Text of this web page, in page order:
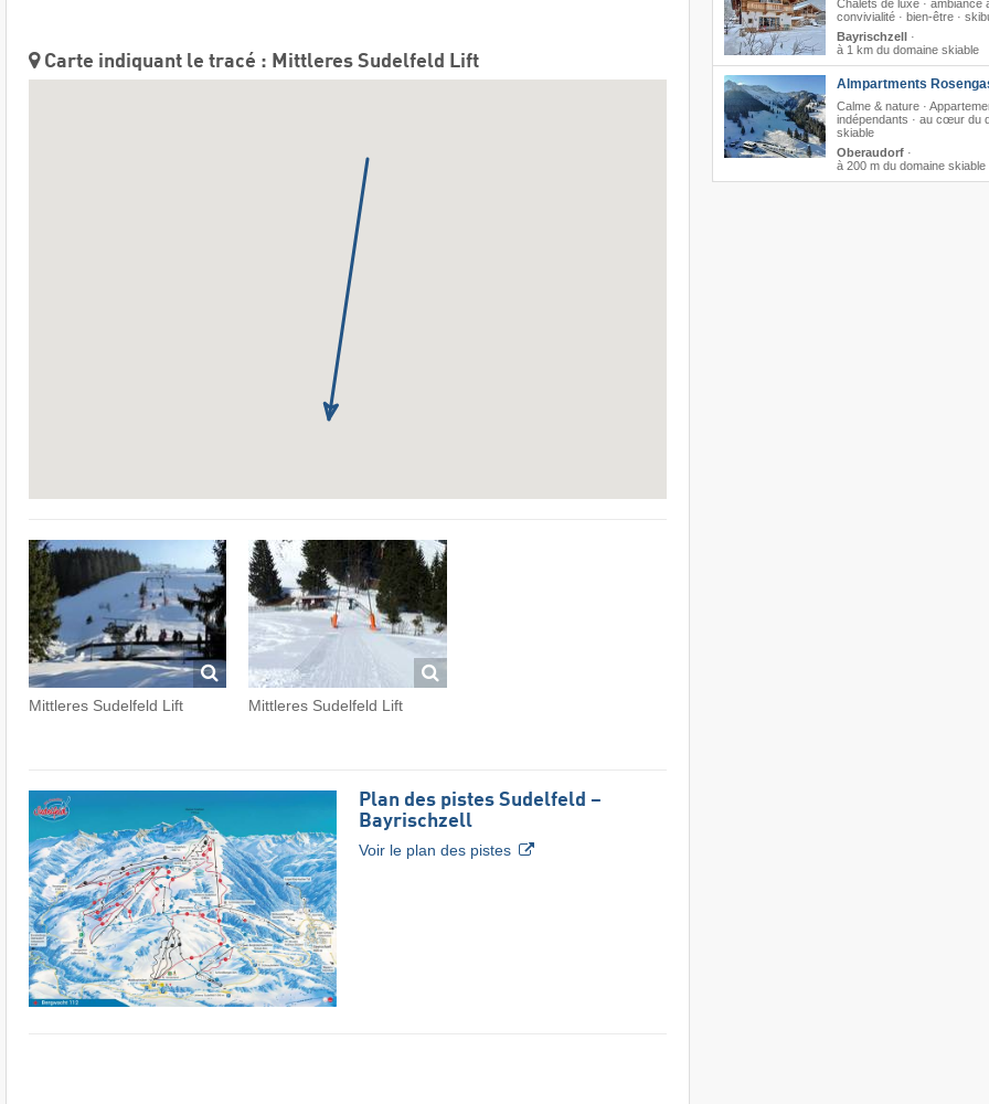
Carte indiquant le tracé : Mittleres Sudelfeld Lift
Mittleres Sudelfeld Lift Mittleres Sudelfeld Lift
Plan des pistes Sudelfeld –
Bayrischzell
Voir le plan des pistes
Chalets de luxe · ambiance
convivialité · bien-être ·
Bayrischzell
·
à 1 km du domaine skiable
Almpartments
Calme & nature ·
indépendants · au cœur du
skiable
Oberaudorf·
à 200 m du domaine skiable